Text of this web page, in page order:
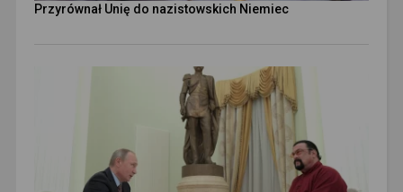
Przyrównał Unię do nazistowskich Niemiec